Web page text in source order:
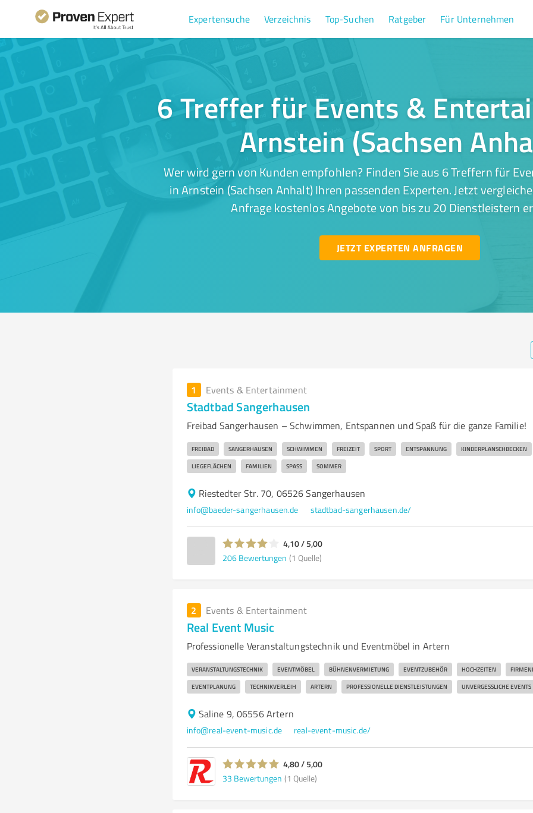
Expertensuche Verzeichnis Top-Suchen Ratgeber Für Unternehmen
6 Treffer für Events &
Arnstein (Sachsen
Wer wird gern von Kunden empfohlen? Finden Sie aus 6 Treffern für
in Arnstein (Sachsen Anhalt) Ihren passenden Experten. Jetzt
Anfrage kostenlos Angebote von bis zu 20 Dienstleistern
JETZT EXPERTEN ANFRAGEN
1 Events & Entertainment
Stadtbad Sangerhausen
Freibad Sangerhausen – Schwimmen, Entspannen und Spaß für die ganze Familie!
FREIBAD SANGERHAUSEN SCHWIMMEN FREIZEIT SPORT ENTSPANNUNG KINDERPLANSCHBECKEN
LIEGEFLÄCHEN FAMILIEN SPASS SOMMER
Riestedter Str. 70, 06526 Sangerhausen
info@baeder-sangerhausen.de stadtbad-sangerhausen.de/
4,10 / 5,00
206 Bewertungen (1 Quelle)
2 Events & Entertainment
Real Event Music
Professionelle Veranstaltungstechnik und Eventmöbel in Artern
VERANSTALTUNGSTECHNIK EVENTMÖBEL BÜHNENVERMIETUNG EVENTZUBEHÖR HOCHZEITEN
EVENTPLANUNG TECHNIKVERLEIH ARTERN PROFESSIONELLE DIENSTLEISTUNGEN UNVERGESSLICHE EVENTS
Saline 9, 06556 Artern
info@real-event-music.de real-event-music.de/
4,80 / 5,00
33 Bewertungen (1 Quelle)